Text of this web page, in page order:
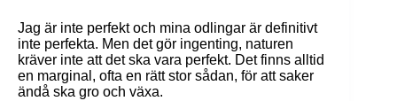
Jag är inte perfekt och mina odlingar är definitivt
inte perfekta. Men det gör ingenting, naturen
kräver inte att det ska vara perfekt. Det finns alltid
en marginal, ofta en rätt stor sådan, för att saker
ändå ska gro och växa.